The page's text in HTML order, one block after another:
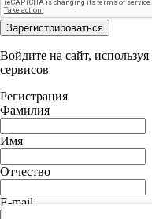
Зарегистрироваться
Войдите на сайт,
сервисов
Регистрация
Фамилия
Имя
Отчество
E-mail